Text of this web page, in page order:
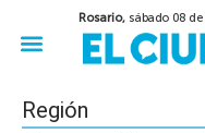
Rosario, sábado 08
Región